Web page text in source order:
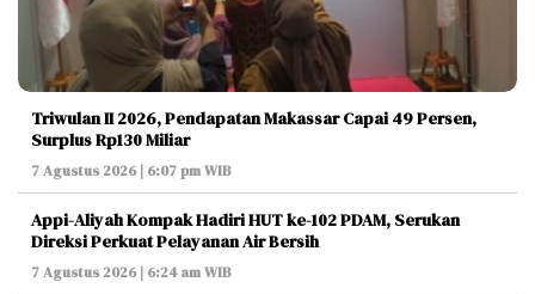
Triwulan II 2026, Pendapatan Makassar Capai 49 Persen,
Surplus Rp130 Miliar
7 Agustus 2026 | 6:07 pm WIB
Appi-Aliyah Kompak Hadiri HUT ke-102 PDAM, Serukan
Direksi Perkuat Pelayanan Air Bersih
7 Agustus 2026 | 6:24 am WIB